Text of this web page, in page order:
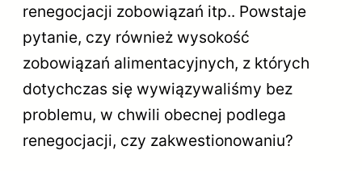
renegocjacji zobowiązań itp.. Powstaje
pytanie, czy również wysokość
zobowiązań alimentacyjnych, z których
dotychczas się wywiązywaliśmy bez
problemu, w chwili obecnej podlega
renegocjacji, czy zakwestionowaniu?